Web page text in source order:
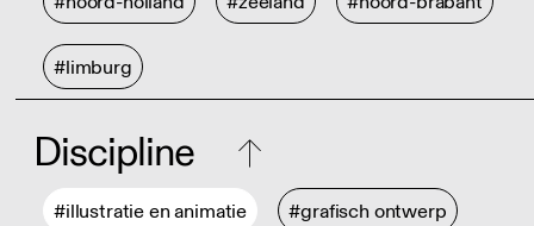
#limburg
Discipline
#illustratie en animatie #grafisch ontwerp